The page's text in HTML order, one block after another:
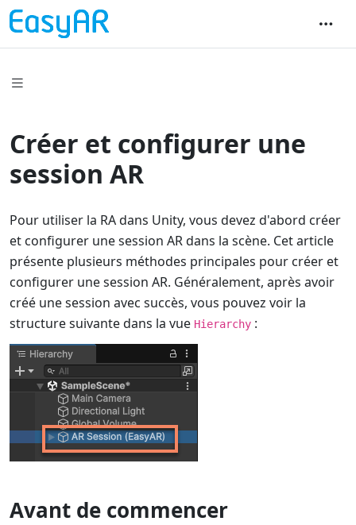
Créer et configurer une
session AR
Pour utiliser la RA dans Unity, vous devez d'abord créer
et configurer une session AR dans la scène. Cet article
présente plusieurs méthodes principales pour créer et
configurer une session AR. Généralement, après avoir
créé une session avec succès, vous pouvez voir la
structure suivante dans la vue Hierarchy :
Avant de commencer